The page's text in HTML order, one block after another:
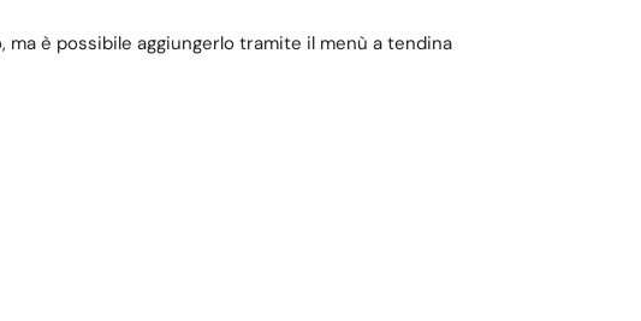
ma è possibile aggiungerlo tramite il menù a tendina